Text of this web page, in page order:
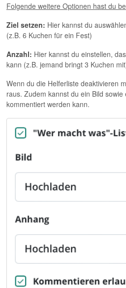
Folgende weitere Optionen hast du
Ziel setzen: Hier kannst du
(z.B. 6 Kuchen für ein Fest)
Anzahl: Hier kannst du einstellen,
kann (z.B. jemand bringt 3 Kuchen
Wenn du die Helferliste deaktivieren
raus. Zudem kannst du ein Bild
kommentiert werden kann.